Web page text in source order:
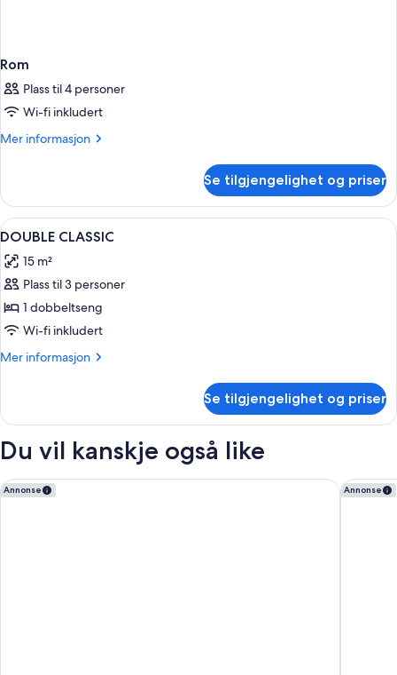
Rom
Plass til 4 personer
Wi-fi inkludert
Mer informasjon
Mer
Se tilgjengelighet og priser
Åpne
alle
bildene
av
DOUBLE
CLASSIC
Dundyner, minibar, safe på rommet
1
DOUBLE CLASSIC
15 m²
Plass til 3 personer
1 dobbeltseng
Wi-fi inkludert
Mer informasjon
Mer
CLASSIC
Se tilgjengelighet og priser
Du vil kanskje også like
Annonse
Hotel La Pace Annonse
Sina